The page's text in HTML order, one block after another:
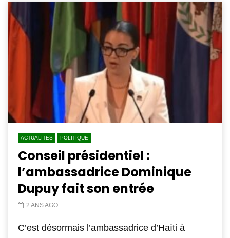
ACTUALITES POLITIQUE
Conseil présidentiel :
l’ambassadrice Dominique
Dupuy fait son entrée
2 ANS AGO
C’est désormais l’ambassadrice d’Haïti à